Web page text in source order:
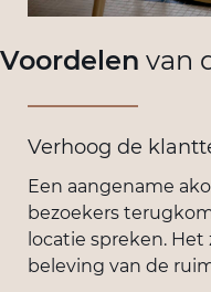
Voordelen van
Verhoog de
Een aangename
bezoekers
locatie spreken.
beleving van de